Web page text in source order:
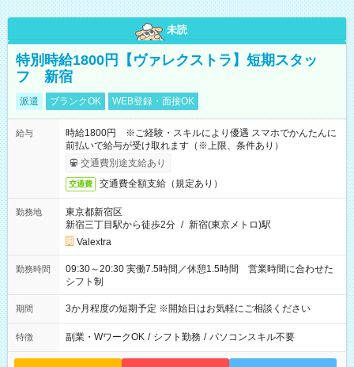
未読
特別時給1800円【ヴァレクストラ】短期スタッ
フ 新宿
派遣 ブランクOK WEB登録・面接OK
給与
時給1800円 ※ご経験・スキルにより優遇 スマホでかんたんに
前払いで給与が受け取れます（※上限、条件あり）
交通費別途支給あり
交通費 交通費全額支給（規定あり）
勤務地
東京都新宿区
新宿三丁目駅から徒歩2分 / 新宿(東京メトロ)駅
Valextra
勤務時間
09:30～20:30 実働7.5時間／休憩1.5時間 営業時間に合わせた
シフト制
期間 3か月程度の短期予定 ※開始日はお気軽にご相談ください
特徴 副業・WワークOK / シフト勤務 / パソコンスキル不要